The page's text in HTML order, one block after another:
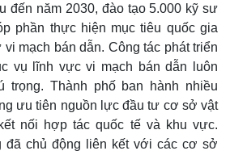
đến năm 2030, đào tạo 5.000 kỹ sư
phần thực hiện mục tiêu quốc gia
mạch bán dẫn. Công tác phát triển
vụ lĩnh vực vi mạch bán dẫn luôn
trọng. Thành phố ban hành nhiều
ưu tiên nguồn lực đầu tư cơ sở vật
nối hợp tác quốc tế và khu vực.
đã chủ động liên kết với các cơ sở